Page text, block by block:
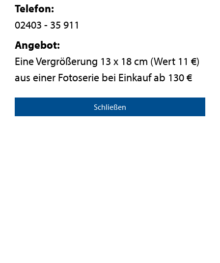
Telefon:
02403 - 35 911
Angebot:
Eine Vergrößerung 13 x 18 cm (Wert 11 €)
aus einer Fotoserie bei Einkauf ab 130 €
Schließen